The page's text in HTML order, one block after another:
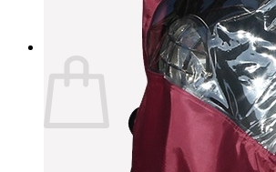
Chưa có sản phẩm trong giỏ hàng.